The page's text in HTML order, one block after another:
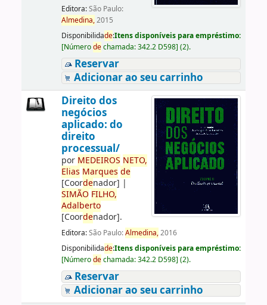
Editora:São Paulo:
Almedina,2015
Disponibilidade:Itens disponíveis para empréstimo:
[Númerodechamada:342.2 D598] (2).
Reservar
Adicionar ao seu carrinho
Direito dos
negócios
aplicado: do
direito
processual/
por MEDEIROS NETO,
Elias Marques de
[Coordenador] |
SIMÃO FILHO,
Adalberto
[Coordenador].
Editora:São Paulo:Almedina,2016
Disponibilidade:Itens disponíveis para empréstimo:
[Númerodechamada:342.2 D598] (2).
Reservar
Adicionar ao seu carrinho